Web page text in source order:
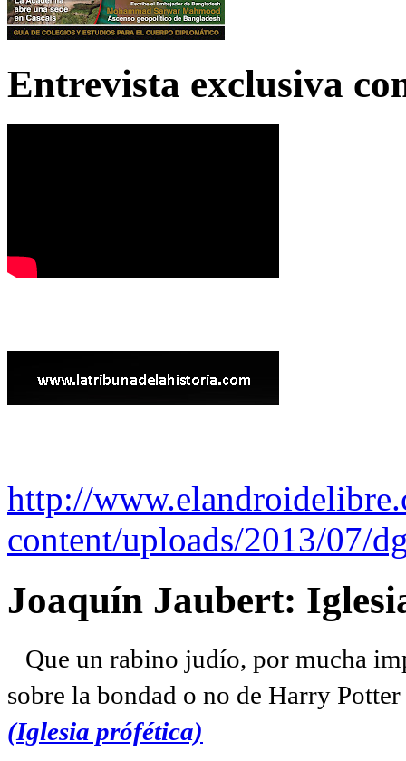
Entrevista exclusiva
http://
content/uploads/2013/07/
Joaquín Jaubert:
Que un rabino judío, por mucha
sobre la bondad o no de Harry
(Iglesia prófética)